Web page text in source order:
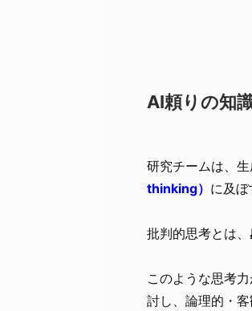
AI頼りの知
研究チームは、
thinking） に及ぼ
批判的思考とは、
このような思考
討し、論理的・客